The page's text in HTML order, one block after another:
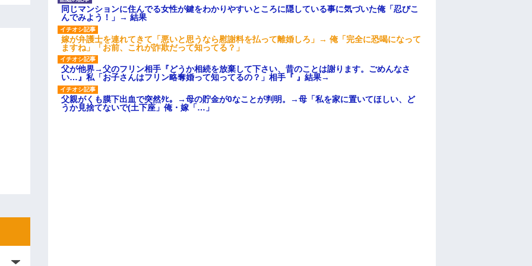
同じマンションに住んでる女性が鍵をわかりやすいところに隠している事に気づいた俺「忍びこ
んでみよう！」→ 結果
嫁が弁護士を連れてきて「悪いと思うなら慰謝料を払って離婚しろ」→ 俺「完全に恐喝になって
ますね」「お前、これが詐欺だって知ってる？」
父が他界→父のフリン相手『どうか相続を放棄して下さい、昔のことは謝ります。ごめんなさ
い…』私「お子さんはフリン略奪婚って知ってるの？」相手『 』結果→
父親がくも膜下出血で突然ﾀﾋ。→母の貯金が0なことが判明。→母「私を家に置いてほしい、ど
うか見捨てないで(土下座」俺・嫁「…」